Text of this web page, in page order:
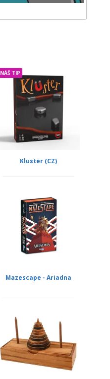
NÁŠ TIP
Kluster (CZ)
Mazescape - Ariadna